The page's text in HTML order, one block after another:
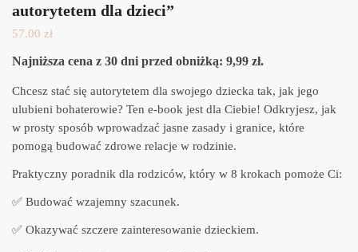
autorytetem dla dzieci”
57.00 zł
Najniższa cena z 30 dni przed obniżką: 9,99 zł.
Chcesz stać się autorytetem dla swojego dziecka tak, jak jego
ulubieni bohaterowie? Ten e-book jest dla Ciebie! Odkryjesz, jak
w prosty sposób wprowadzać jasne zasady i granice, które
pomogą budować zdrowe relacje w rodzinie.
Praktyczny poradnik dla rodziców, który w 8 krokach pomoże Ci:
✅ Budować wzajemny szacunek.
✅ Okazywać szczere zainteresowanie dzieckiem.